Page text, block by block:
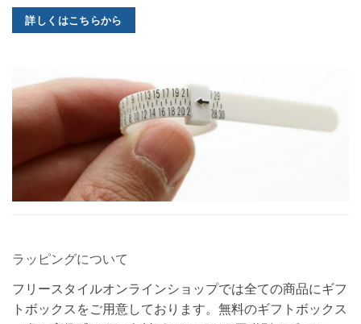
詳しくはこちらから
ラッピングについて
フリースタイルオンラインショップでは全ての商品にギフ
トボックスをご用意しております。無料のギフトボックス